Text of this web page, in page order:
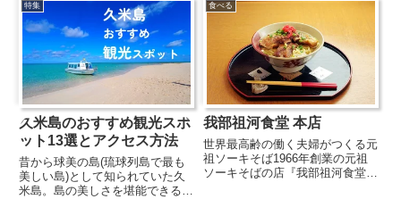
特集
久米島のおすすめ観光スポ
ット13選とアクセス方法
昔から球美の島(琉球列島で最も
美しい島)として知られていた久
米島。島の美しさを堪能できるお
食べる
我部祖河食堂 本店
世界最高齢の働く夫婦がつくる元
祖ソーキそば1966年創業の元祖
ソーキそばの店『我部祖河食堂』